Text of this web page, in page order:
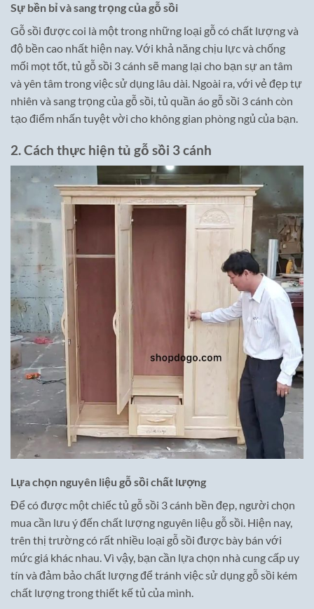
Sự bền bỉ và sang trọng của gỗ sồi
Gỗ sồi được coi là một trong những loại gỗ có chất lượng và
độ bền cao nhất hiện nay. Với khả năng chịu lực và chống
mối mọt tốt, tủ gỗ sồi 3 cánh sẽ mang lại cho bạn sự an tâm
và yên tâm trong việc sử dụng lâu dài. Ngoài ra, với vẻ đẹp tự
nhiên và sang trọng của gỗ sồi, tủ quần áo gỗ sồi 3 cánh còn
tạo điểm nhấn tuyệt vời cho không gian phòng ngủ của bạn.
2. Cách thực hiện tủ gỗ sồi 3 cánh
Lựa chọn nguyên liệu gỗ sồi chất lượng
Để có được một chiếc tủ gỗ sồi 3 cánh bền đẹp, người chọn
mua cần lưu ý đến chất lượng nguyên liệu gỗ sồi. Hiện nay,
trên thị trường có rất nhiều loại gỗ sồi được bày bán với
mức giá khác nhau. Vì vậy, bạn cần lựa chọn nhà cung cấp uy
tín và đảm bảo chất lượng để tránh việc sử dụng gỗ sồi kém
chất lượng trong thiết kế tủ của mình.